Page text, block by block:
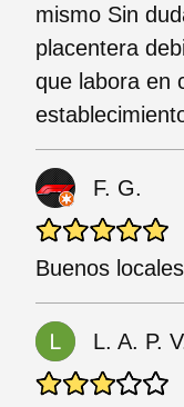
mismo Sin
placentera
que labora en
F. G.
Buenos
L. A. P.